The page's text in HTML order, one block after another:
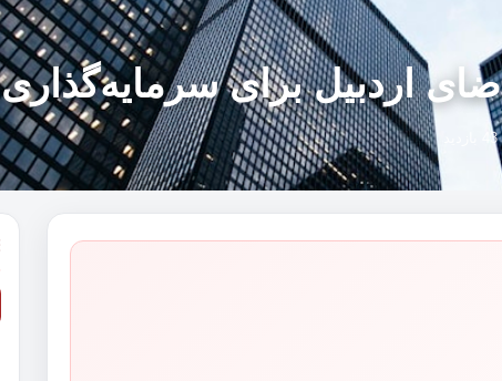
اردبیل برای سرمایه‌گذاری
43 بازدید